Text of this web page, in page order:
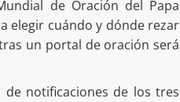
de Oración del Papa
elegir cuándo y dónde rezar
un portal de oración será
notificaciones de los tres